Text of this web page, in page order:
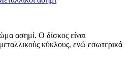
ασημί. Ο δίσκος είναι
κύκλους, ενώ εσωτερικά